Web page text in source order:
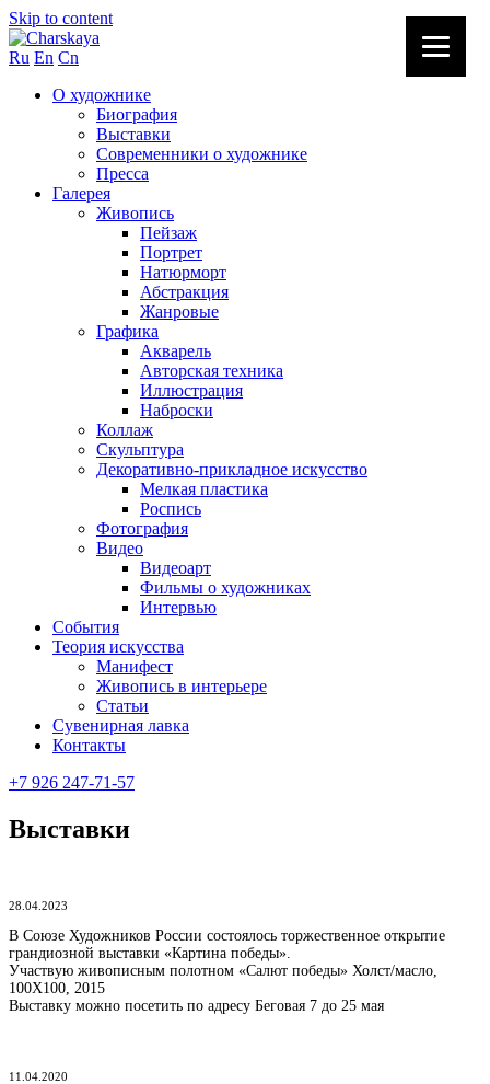
Skip to content
Ru En Cn
О художнике
Биография
Выставки
Современники о художнике
Пресса
Галерея
Живопись
Пейзаж
Портрет
Натюрморт
Абстракция
Жанровые
Графика
Акварель
Авторская техника
Иллюстрация
Наброски
Коллаж
Скульптура
Декоративно-прикладное искусство
Мелкая пластика
Роспись
Фотография
Видео
Видеоарт
Фильмы о художниках
Интервью
События
Теория искусства
Манифест
Живопись в интерьере
Статьи
Сувенирная лавка
Контакты
+7 926 247-71-57
Выставки
28.04.2023
В Союзе Художников России состоялось торжественное открытие
грандиозной выставки «Картина победы».
Участвую живописным полотном «Салют победы» Холст/масло,
100Х100, 2015
Выставку можно посетить по адресу Беговая 7 до 25 мая
11.04.2020